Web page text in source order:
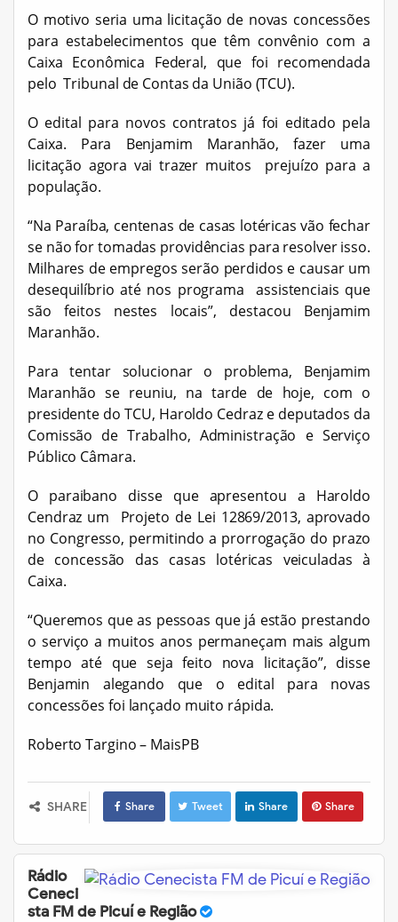
O motivo seria uma licitação de novas concessões
para estabelecimentos que têm convênio com a
Caixa Econômica Federal, que foi recomendada
pelo Tribunal de Contas da União (TCU).
O edital para novos contratos já foi editado pela
Caixa. Para Benjamim Maranhão, fazer uma
licitação agora vai trazer muitos prejuízo para a
população.
“Na Paraíba, centenas de casas lotéricas vão fechar
se não for tomadas providências para resolver isso.
Milhares de empregos serão perdidos e causar um
desequilíbrio até nos programa assistenciais que
são feitos nestes locais”, destacou Benjamim
Maranhão.
Para tentar solucionar o problema, Benjamim
Maranhão se reuniu, na tarde de hoje, com o
presidente do TCU, Haroldo Cedraz e deputados da
Comissão de Trabalho, Administração e Serviço
Público Câmara.
O paraibano disse que apresentou a Haroldo
Cendraz um Projeto de Lei 12869/2013, aprovado
no Congresso, permitindo a prorrogação do prazo
de concessão das casas lotéricas veiculadas à
Caixa.
“Queremos que as pessoas que já estão prestando
o serviço a muitos anos permaneçam mais algum
tempo até que seja feito nova licitação”, disse
Benjamin alegando que o edital para novas
concessões foi lançado muito rápida.
Roberto Targino – MaisPB
SHARE Share Tweet Share Share
Rádio
Ceneci
sta FM de Picuí e Região